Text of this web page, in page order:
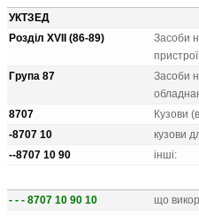
УКТЗЕД
Розділ XVII (86-89)
Засоби
Група 87
Засоби
8707
Кузови
-8707 10
кузови
--8707 10 90
iншi:
- - - 8707 10 90 10
що